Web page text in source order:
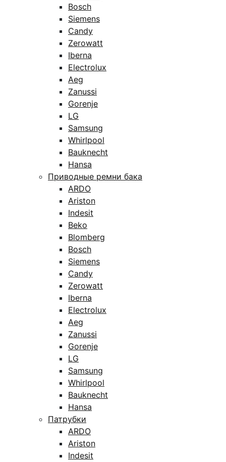
Bosch
Siemens
Candy
Zerowatt
Iberna
Electrolux
Aeg
Zanussi
Gorenje
LG
Samsung
Whirlpool
Bauknecht
Hansa
Приводные ремни бака
ARDO
Ariston
Indesit
Beko
Blomberg
Bosch
Siemens
Candy
Zerowatt
Iberna
Electrolux
Aeg
Zanussi
Gorenje
LG
Samsung
Whirlpool
Bauknecht
Hansa
Патрубки
ARDO
Ariston
Indesit